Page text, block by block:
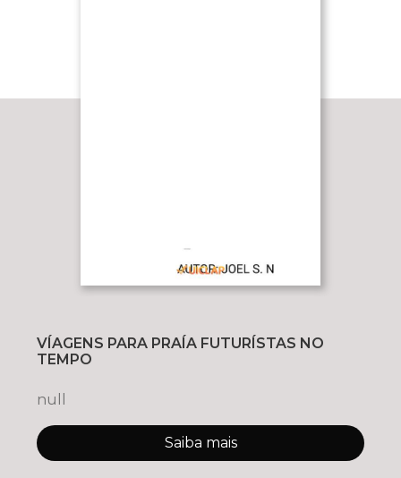
VÍAGENS PARA PRAÍA FUTURÍSTAS NO
TEMPO
null
Saiba mais